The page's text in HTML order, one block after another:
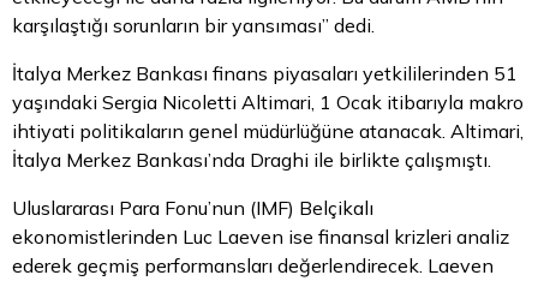
karşılaştığı sorunların bir yansıması” dedi.
İtalya Merkez Bankası finans piyasaları yetkililerinden 51
yaşındaki Sergia Nicoletti Altimari, 1 Ocak itibarıyla makro
ihtiyati politikaların genel müdürlüğüne atanacak. Altimari,
İtalya Merkez Bankası’nda Draghi ile birlikte çalışmıştı.
Uluslararası Para Fonu’nun (IMF) Belçikalı
ekonomistlerinden Luc Laeven ise finansal krizleri analiz
ederek geçmiş performansları değerlendirecek. Laeven